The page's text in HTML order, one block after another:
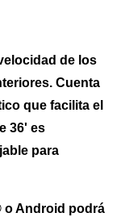
de los
Cuenta
que facilita el
36' es
para
o Android podrá